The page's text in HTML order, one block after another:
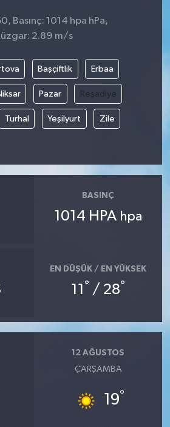
Basınç: 1014 hpa hPa,
2.89 m/s
Başçiftlik Erbaa
Pazar Reşadiye
Turhal Yeşilyurt Zile
BASINÇ
1014 HPA hpa
EN DÜŞÜK / EN YÜKSEK
11 ° / 28°
12 AĞUSTOS
ÇARŞAMBA
19°